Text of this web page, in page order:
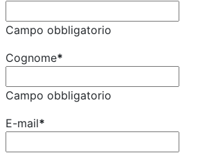
Campo obbligatorio
Cognome*
Campo obbligatorio
E-mail*